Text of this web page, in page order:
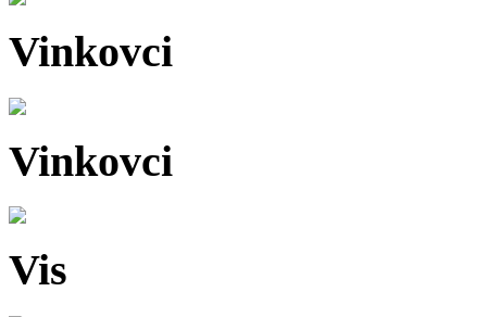
Vinkovci
Vinkovci
Vis